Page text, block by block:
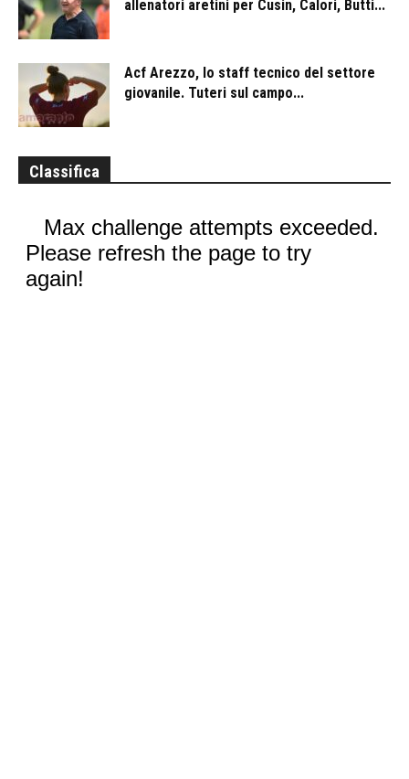
allenatori aretini per Cusin, Calori, Butti...
Acf Arezzo, lo staff tecnico del settore
giovanile. Tuteri sul campo...
Classifica